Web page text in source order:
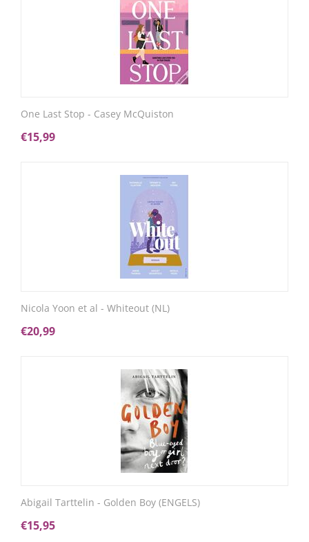
One Last Stop - Casey McQuiston
€15,99
Nicola Yoon et al - Whiteout (NL)
€20,99
Abigail Tarttelin - Golden Boy (ENGELS)
€15,95